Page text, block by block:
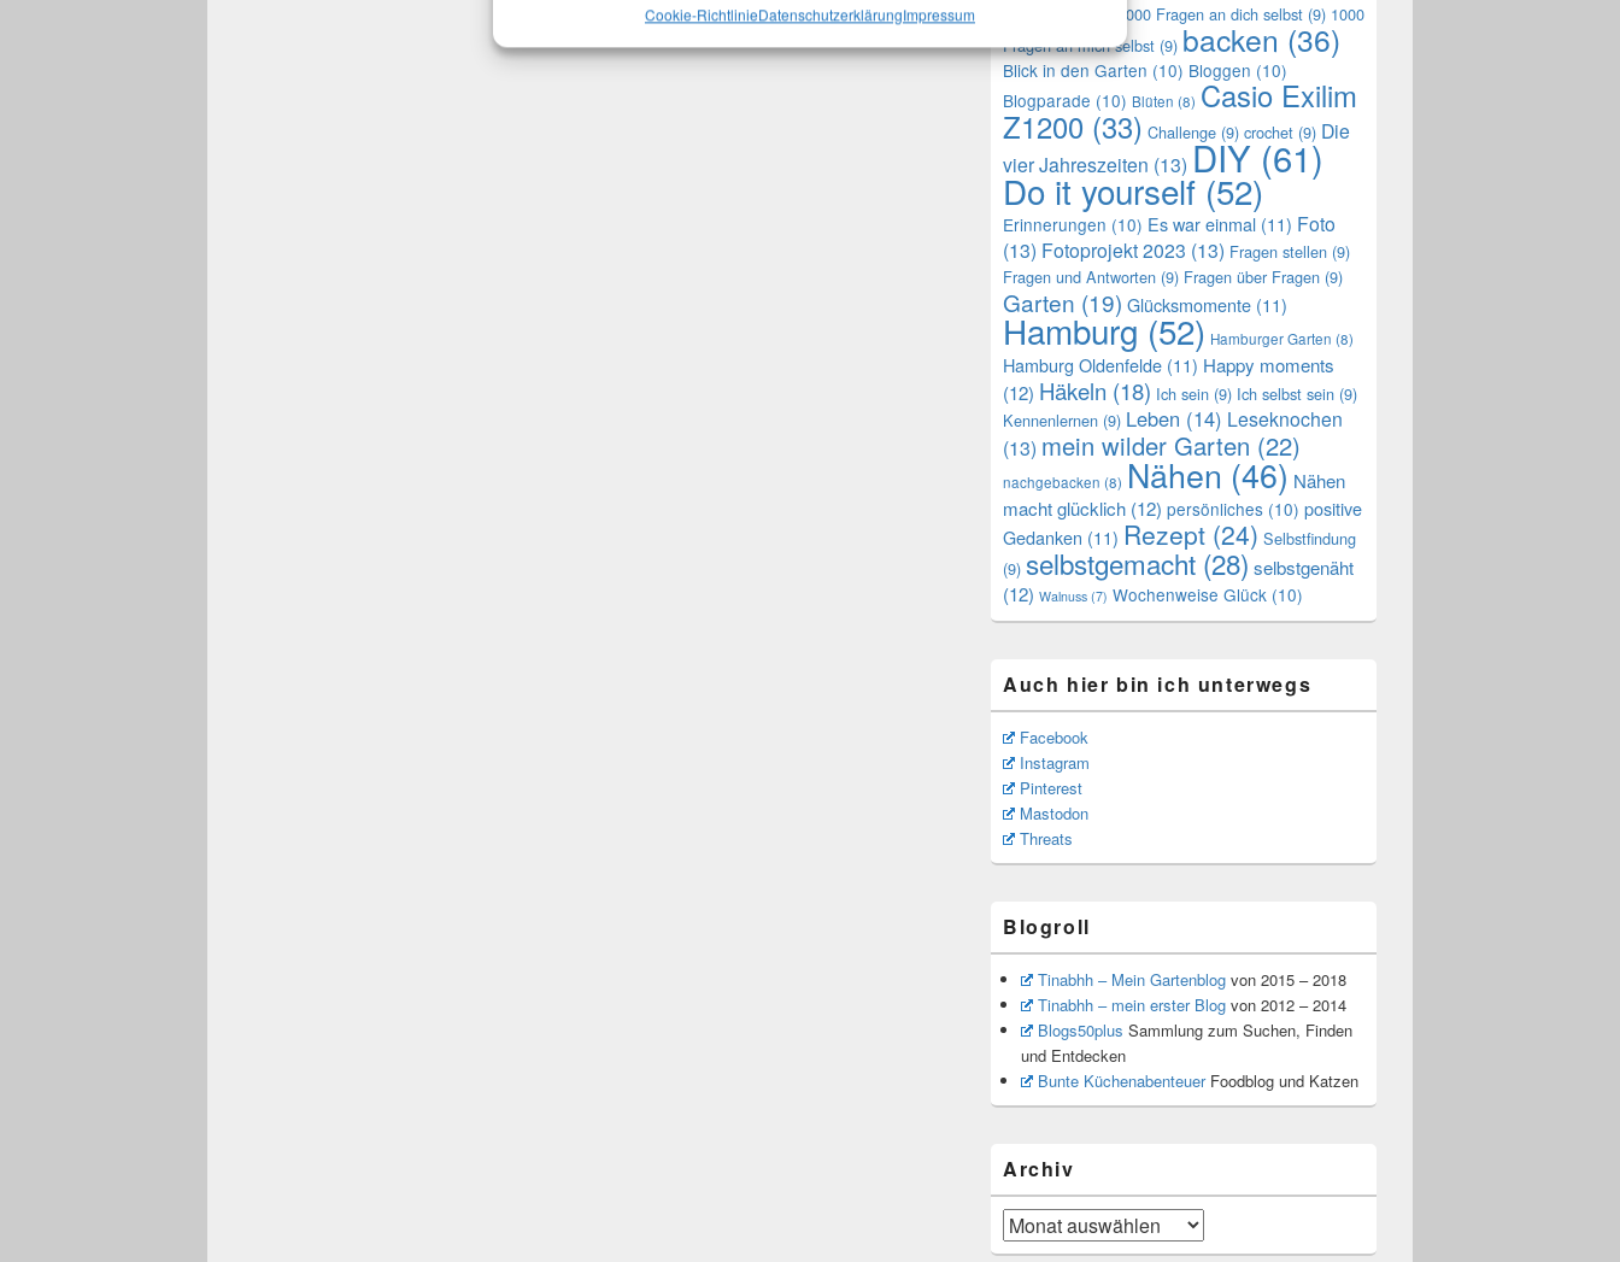
Cookie-RichtlinieDatenschutzerklärungImpressum 1000 Fragen an dich selbst (9) 1000
Fragen an mich selbst (9) backen (36)
Blick in den Garten (10) Bloggen (10)
Blogparade (10) Blüten (8) Casio Exilim
Z1200 (33) Challenge (9) crochet (9) Die
vier Jahreszeiten (13) DIY(61)
Do it yourself (52)
Erinnerungen (10) Es war einmal (11) Foto
(13) Fotoprojekt 2023 (13) Fragen stellen (9)
Fragen und Antworten (9) Fragen über Fragen (9)
Garten (19) Glücksmomente (11)
Hamburg (52) Hamburger Garten (8)
Hamburg Oldenfelde (11) Happy moments
(12) Häkeln (18) Ich sein (9) Ich selbst sein (9)
Kennenlernen (9) Leben (14) Leseknochen
(13) mein wilder Garten (22)
nachgebacken (8) Nähen (46) Nähen
macht glücklich (12) persönliches (10) positive
Gedanken (11) Rezept (24) Selbstfindung
(9) selbstgemacht (28) selbstgenäht
(12) Walnuss (7) Wochenweise Glück (10)
Auch hier bin ich unterwegs
Facebook
Instagram
Pinterest
Mastodon
Threats
Blogroll
Tinabhh – Mein Gartenblogvon 2015 – 2018
Tinabhh – mein erster Blogvon 2012 – 2014
Blogs50plus Sammlung zum Suchen, Finden
und Entdecken
Bunte KüchenabenteuerFoodblog und Katzen
Archiv
Archiv